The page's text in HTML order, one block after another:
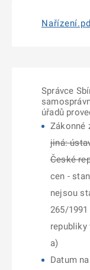
Správce
úřadů
Zákonné
jiná:
České
cen -
nejsou
265/
republiky
a)
Datum